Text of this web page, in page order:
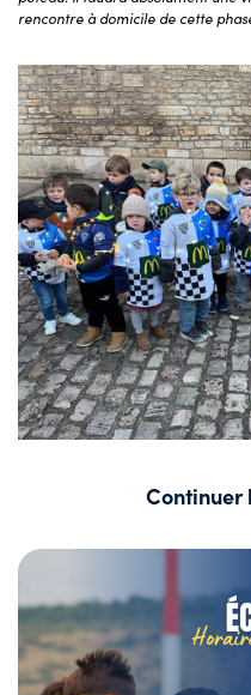
rencontre à domicile de cette
Continuer